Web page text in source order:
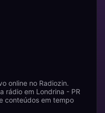
online no Radiozin.
rádio em Londrina - PR
conteúdos em tempo